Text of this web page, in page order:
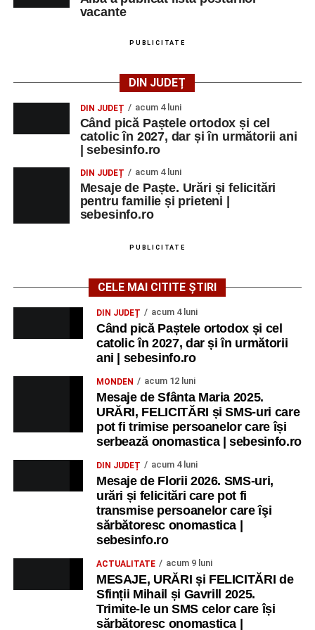
vacante
PUBLICITATE
DIN JUDEȚ
DIN JUDEȚ acum 4 luni
Când pică Paștele ortodox și cel
catolic în 2027, dar și în următorii ani
| sebesinfo.ro
DIN JUDEȚ acum 4 luni
Mesaje de Paște. Urări și felicitări
pentru familie și prieteni |
sebesinfo.ro
PUBLICITATE
CELE MAI CITITE ȘTIRI
DIN JUDEȚ acum 4 luni
Când pică Paștele ortodox și cel
catolic în 2027, dar și în următorii
ani | sebesinfo.ro
MONDEN acum 12 luni
Mesaje de Sfânta Maria 2025.
URĂRI, FELICITĂRI și SMS-uri care
pot fi trimise persoanelor care își
serbează onomastica | sebesinfo.ro
DIN JUDEȚ acum 4 luni
Mesaje de Florii 2026. SMS-uri,
urări și felicitări care pot fi
transmise persoanelor care îşi
sărbătoresc onomastica |
sebesinfo.ro
ACTUALITATE acum 9 luni
MESAJE, URĂRI și FELICITĂRI de
Sfinții Mihail și Gavrill 2025.
Trimite-le un SMS celor care își
sărbătoresc onomastica |